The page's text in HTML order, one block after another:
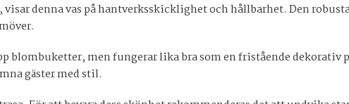
denna vas på hantverksskicklighet och hållbarhet. Den
blombuketter, men fungerar lika bra som en fristående dekorativ
gäster med stil.